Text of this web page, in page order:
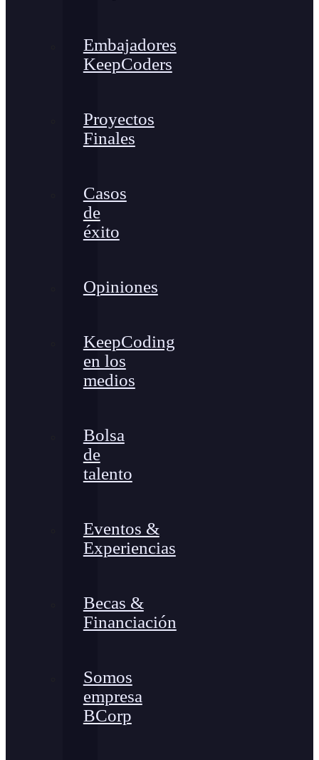
Embajadores
KeepCoders
Proyectos
Finales
Casos
de
éxito
Opiniones
KeepCoding
en los
medios
Bolsa
de
talento
Eventos &
Experiencias
Becas &
Financiación
Somos
empresa
BCorp